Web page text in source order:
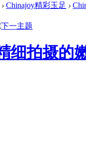
› Chinajoy精彩玉足 ›
细拍摄的